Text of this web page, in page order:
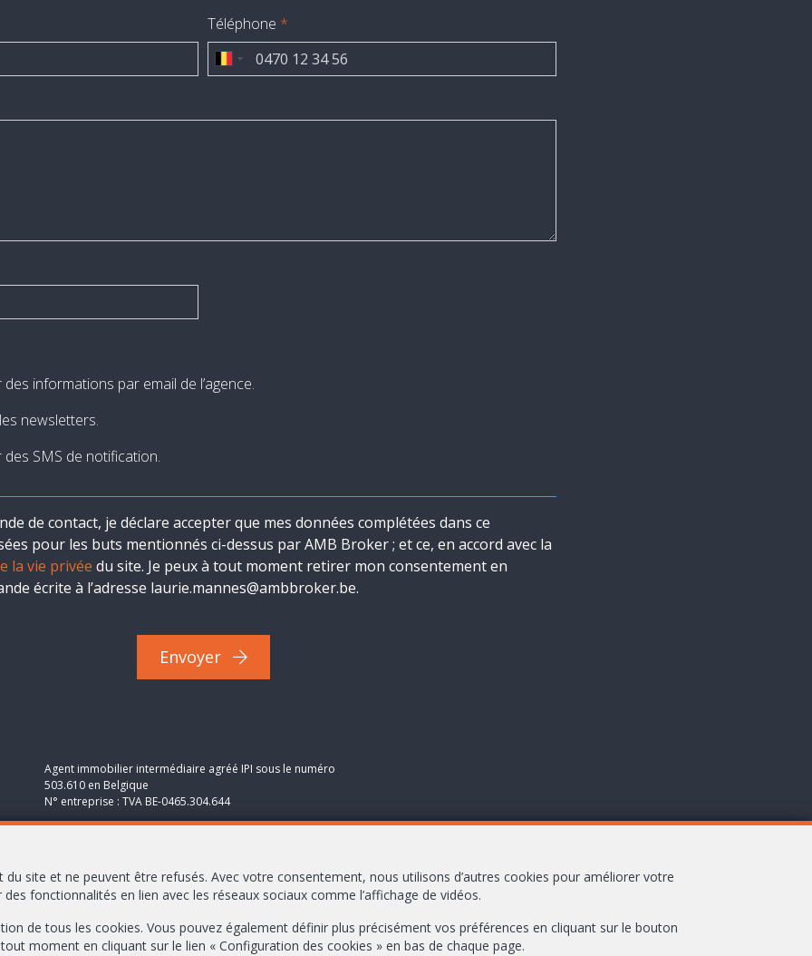
Téléphone *
informations par email de l’agence.
newsletters.
des SMS de notification.
de contact, je déclare accepter que mes données complétées dans ce
pour les buts mentionnés ci-dessus par AMB Broker ; et ce, en accord avec la
la vie privée du site. Je peux à tout moment retirer mon consentement en
écrite à l’adresse laurie.mannes@ambbroker.be.
Envoyer
site et ne peuvent être refusés. Avec votre consentement, nous utilisons d’autres cookies pour améliorer votre
fonctionnalités en lien avec les réseaux sociaux comme l’affichage de vidéos.
de tous les cookies. Vous pouvez également définir plus précisément vos préférences en cliquant sur le bouton
moment en cliquant sur le lien « Configuration des cookies » en bas de chaque page.
Agent immobilier intermédiaire agréé IPI sous le numéro
503.610 en Belgique
N° entreprise : TVA BE-0465.304.644
IPI
Place du Trône 1, 1000 Bruxelles – police n° 730.390.160.
Couverture valable pour les activités réalisées en Belgique